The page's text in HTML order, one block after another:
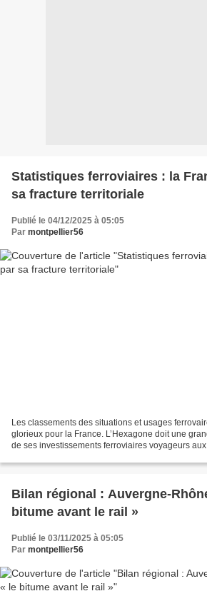
Statistiques ferroviaires : la
sa fracture territoriale
Publié le 04/12/2025 à 05:05
Par montpellier56
Les classements des situations et usages
glorieux pour la France. L’Hexagone doit une
de ses investissements ferroviaires voyageurs
Bilan régional : Auvergne-
bitume avant le rail »
Publié le 03/11/2025 à 05:05
Par montpellier56